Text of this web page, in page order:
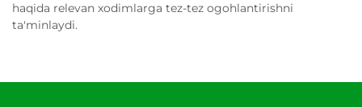
haqida relevan xodimlarga tez-tez ogohlantirishni
ta'minlaydi.